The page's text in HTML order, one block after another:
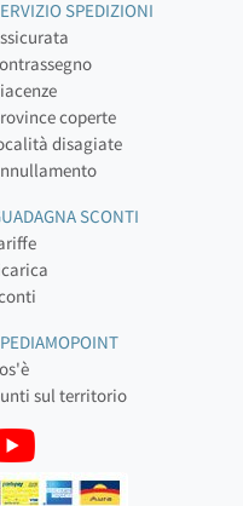
SPEDIZIONI
coperte
disagiate
SCONTI
sul territorio